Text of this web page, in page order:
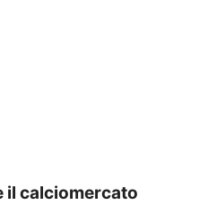
il calciomercato